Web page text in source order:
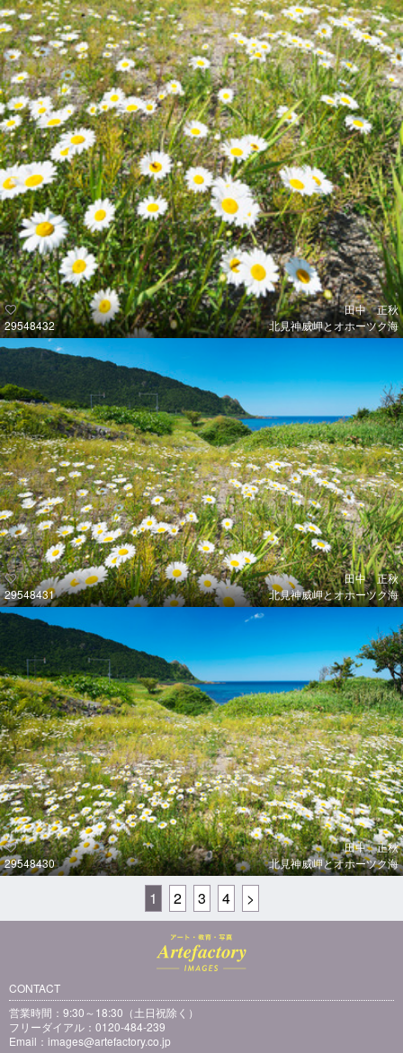
29548432
田中 正秋
北見神威岬とオホーツク海
29548431
田中 正秋
北見神威岬とオホーツク海
29548430
田中 正秋
北見神威岬とオホーツク海
1 2 3 4 >
CONTACT
営業時間：9:30～18:30（土日祝除く）
フリーダイアル：0120-484-239
Email： images@artefactory.co.jp